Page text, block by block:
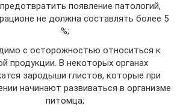
появление патологий,
не должна составлять более 5
%;
с осторожностью относиться к
продукции. В некоторых органах
зародыши глистов, которые при
начинают развиваться в организме
питомца;